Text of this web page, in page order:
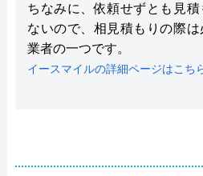
ちなみに、依頼せずとも見
ないので、相見積もりの際
業者の一つです。
イースマイルの詳細ページはこち